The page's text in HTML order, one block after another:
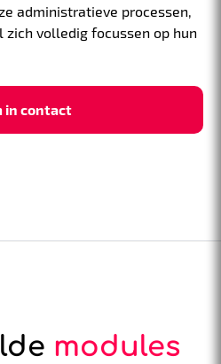
administratieve processen,
zich volledig focussen op hun
in contact
modules